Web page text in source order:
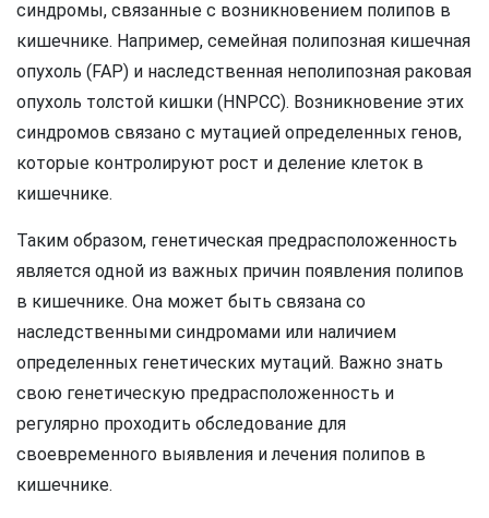
синдромы, связанные с возникновением полипов в
кишечнике. Например, семейная полипозная кишечная
опухоль (FAP) и наследственная неполипозная раковая
опухоль толстой кишки (HNPCC). Возникновение этих
синдромов связано с мутацией определенных генов,
которые контролируют рост и деление клеток в
кишечнике.
Таким образом, генетическая предрасположенность
является одной из важных причин появления полипов
в кишечнике. Она может быть связана со
наследственными синдромами или наличием
определенных генетических мутаций. Важно знать
свою генетическую предрасположенность и
регулярно проходить обследование для
своевременного выявления и лечения полипов в
кишечнике.